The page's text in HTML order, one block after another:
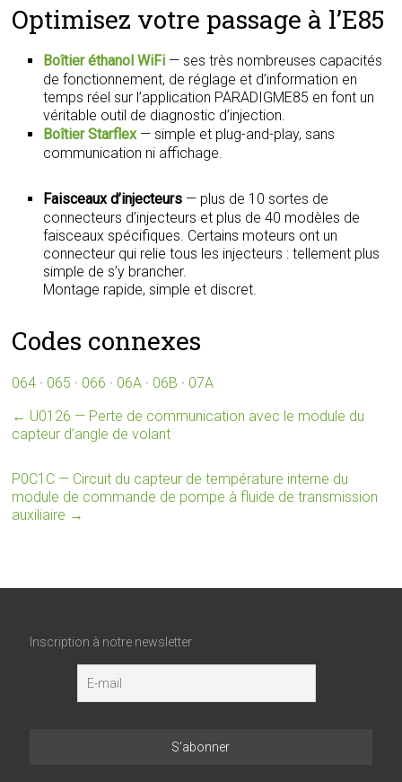
Optimisez votre passage à l’E85
Boîtier éthanol WiFi — ses très nombreuses capacités
de fonctionnement, de réglage et d’information en
temps réel sur l’application PARADIGME85 en font un
véritable outil de diagnostic d’injection.
Boîtier Starflex— simple et plug-and-play, sans
communication ni affichage.
Faisceaux d’injecteurs — plus de 10 sortes de
connecteurs d’injecteurs et plus de 40 modèles de
faisceaux spécifiques. Certains moteurs ont un
connecteur qui relie tous les injecteurs : tellement plus
simple de s’y brancher.
Montage rapide, simple et discret.
Codes connexes
064 · 065 · 066 · 06A · 06B · 07A
← U0126 — Perte de communication avec le module du
capteur d’angle de volant
P0C1C — Circuit du capteur de température interne du
module de commande de pompe à fluide de transmission
auxiliaire →
Inscription à notre newsletter